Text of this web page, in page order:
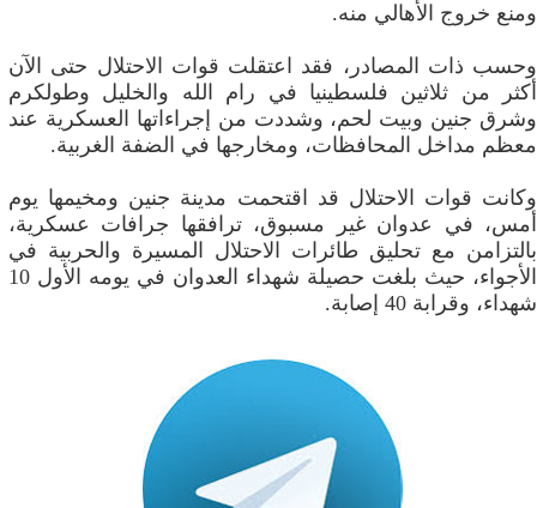
ومنع خروج الأهالي منه.
وحسب ذات المصادر، فقد اعتقلت قوات الاحتلال حتى الآن
أكثر من ثلاثين فلسطينيا في رام الله والخليل وطولكرم
وشرق جنين وبيت لحم، وشددت من إجراءاتها العسكرية عند
معظم مداخل المحافظات، ومخارجها في الضفة الغربية.
وكانت قوات الاحتلال قد اقتحمت مدينة جنين ومخيمها يوم
أمس، في عدوان غير مسبوق، ترافقها جرافات عسكرية،
بالتزامن مع تحليق طائرات الاحتلال المسيرة والحربية في
الأجواء، حيث بلغت حصيلة شهداء العدوان في يومه الأول 10
شهداء، وقرابة 40 إصابة.